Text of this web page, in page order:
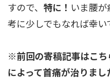
すので、 特に！ いま腰
考に少しでもなれば幸い
※前回の寄稿記事はこち
によって首痛が治りまし